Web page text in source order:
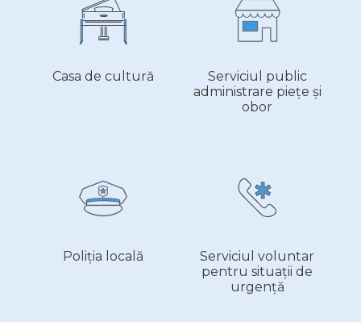
Casa de cultură
Serviciul public
administrare piețe și
obor
Poliția locală
Serviciul voluntar
pentru situații de
urgență